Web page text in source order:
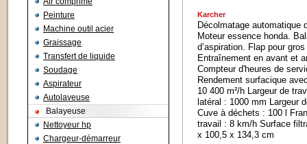
Peinture
Machine outil acier
Graissage
Transfert de liquide
Soudage
Aspirateur
Autolaveuse
Balayeuse
Nettoyeur hp
Chargeur-démarreur
Karcher
Décolmatage automatique
Moteur essence honda.
d’aspiration. Flap pour
Entraînement en avant et
Compteur d'heures de
Rendement surfacique
10 400 m²/h Largeur de
latéral : 1000 mm Largeur
Cuve à déchets : 100 l
travail : 8 km/h Surface
x 100,5 x 134,3 cm